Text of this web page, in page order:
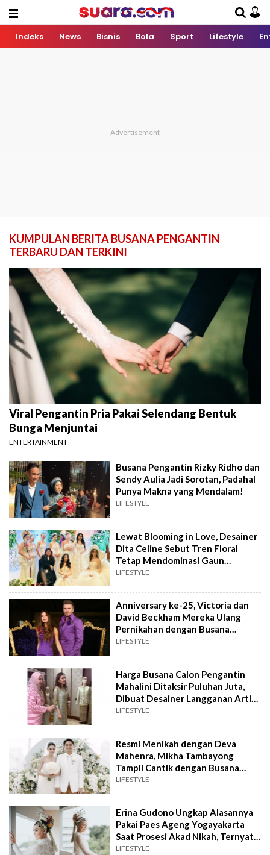
Indeks News Bisnis Bola Sport Lifestyle
KUMPULAN BERITA BUSANA PENGANTIN
TERBARU DAN TERKINI
Viral Pengantin Pria Pakai Selendang Bentuk
Bunga Menjuntai
ENTERTAINMENT
Busana Pengantin Rizky Ridho dan
Sendy Aulia Jadi Sorotan, Padahal
Punya Makna yang Mendalam!
LIFESTYLE
Lewat Blooming in Love, Desainer
Dita Celine Sebut Tren Floral
Tetap Mendominasi Gaun
Pengantin 2025
LIFESTYLE
Anniversary ke-25, Victoria dan
David Beckham Mereka Ulang
Pernikahan dengan Busana
Pengantin Ungu Jadul!
LIFESTYLE
Harga Busana Calon Pengantin
Mahalini Ditaksir Puluhan Juta,
Dibuat Desainer Langganan Artis,
Ini Detilnya
LIFESTYLE
Resmi Menikah dengan Deva
Mahenra, Mikha Tambayong
Tampil Cantik dengan Busana
Pengantin Lungsuran Milik Sang
LIFESTYLE
Erina Gudono Ungkap Alasannya
Pakai Paes Ageng Yogayakarta
Saat Prosesi Akad Nikah, Ternyata
Filosofinya Mendalam
LIFESTYLE